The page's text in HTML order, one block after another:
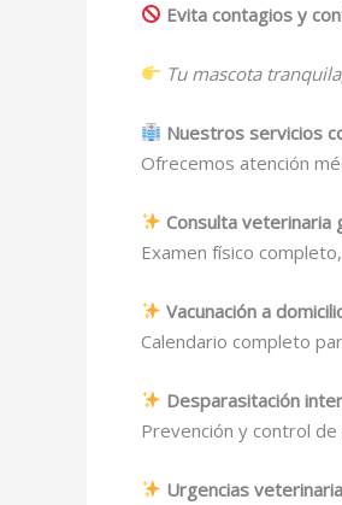
Evita contagios y
Tu mascota
Nuestros servicios
Ofrecemos atención
Consulta veterinaria
Examen físico
Vacunación a
Calendario completo
Desparasitación
Prevención y control
Urgencias